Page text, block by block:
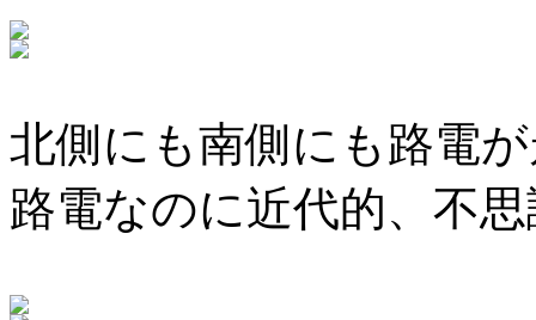
北側にも南側にも路電
路電なのに近代的、不